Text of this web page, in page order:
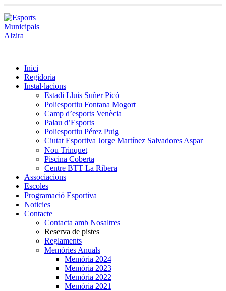
Inici
Regidoria
Instal·lacions
Estadi Lluis Suñer Picó
Poliesportiu Fontana Mogort
Camp d’esports Venècia
Palau d’Esports
Poliesportiu Pérez Puig
Ciutat Esportiva Jorge Martínez Salvadores Aspar
Nou Trinquet
Piscina Coberta
Centre BTT La Ribera
Associacions
Escoles
Programació Esportiva
Noticies
Contacte
Contacta amb Nosaltres
Reserva de pistes
Reglaments
Memòries Anuals
Memòria 2024
Memòria 2023
Memòria 2022
Memòria 2021